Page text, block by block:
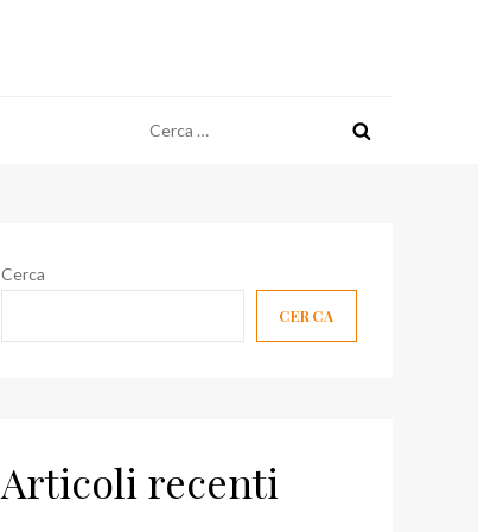
per:
Cerca
CERCA
Articoli recenti